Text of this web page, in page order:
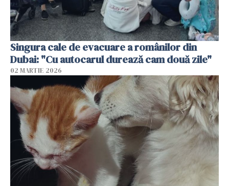
Singura cale de evacuare a românilor din
Dubai: "Cu autocarul durează cam două zile"
02 MARTIE 2026